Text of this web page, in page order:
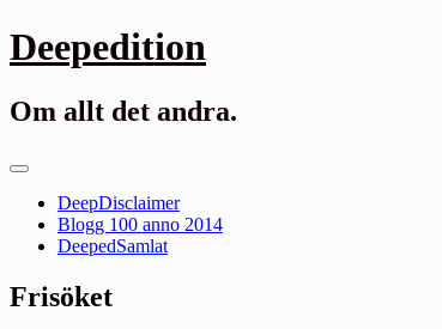
Gå
till
Deepedition
Om allt det andra.
Primär
DeepDisclaimer
Blogg 100 anno 2014
DeepedSamlat
Frisöket